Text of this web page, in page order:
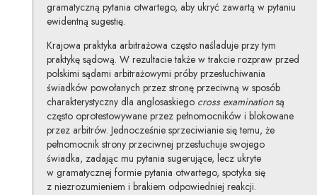
gramatyczną pytania otwartego, aby ukryć zawartą w pytaniu
ewidentną sugestię.
Krajowa praktyka arbitrażowa często naśladuje przy tym
praktykę sądową. W rezultacie także w trakcie rozpraw przed
polskimi sądami arbitrażowymi próby przesłuchiwania
świadków powołanych przez stronę przeciwną w sposób
charakterystyczny dla anglosaskiego cross examinationsą
często oprotestowywane przez pełnomocników i blokowane
przez arbitrów. Jednocześnie sprzeciwianie się temu, że
pełnomocnik strony przeciwnej przesłuchuje swojego
świadka, zadając mu pytania sugerujące, lecz ukryte
w gramatycznej formie pytania otwartego, spotyka się
z niezrozumieniem i brakiem odpowiedniej reakcji.